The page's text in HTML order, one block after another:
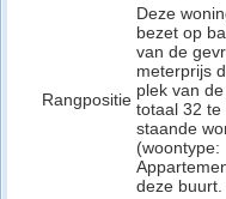
Rangpositie
Deze
bezet op
van de
meterprijs
plek van de
totaal 32 te
staande
(woontype:
deze buurt.